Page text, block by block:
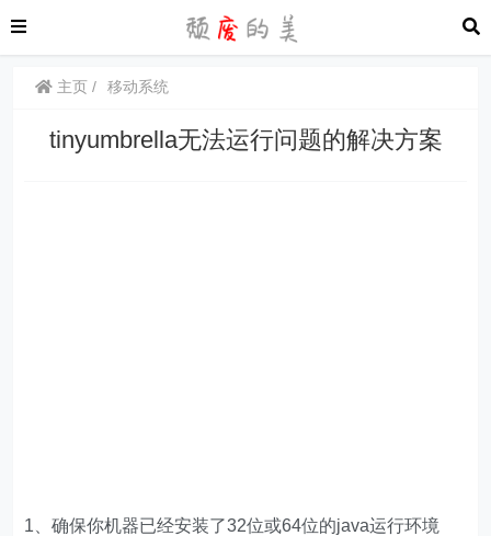
主页 移动系统
tinyumbrella无法运行问题的解决方案
1、确保你机器已经安装了32位或64位的java运行环境